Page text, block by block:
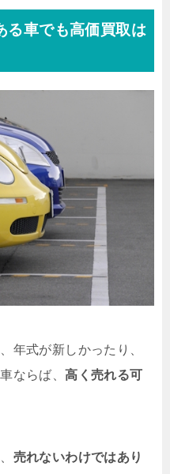
る車でも高価買取は
年式が新しかったり、
ならば、高く売れる可
売れないわけではあり